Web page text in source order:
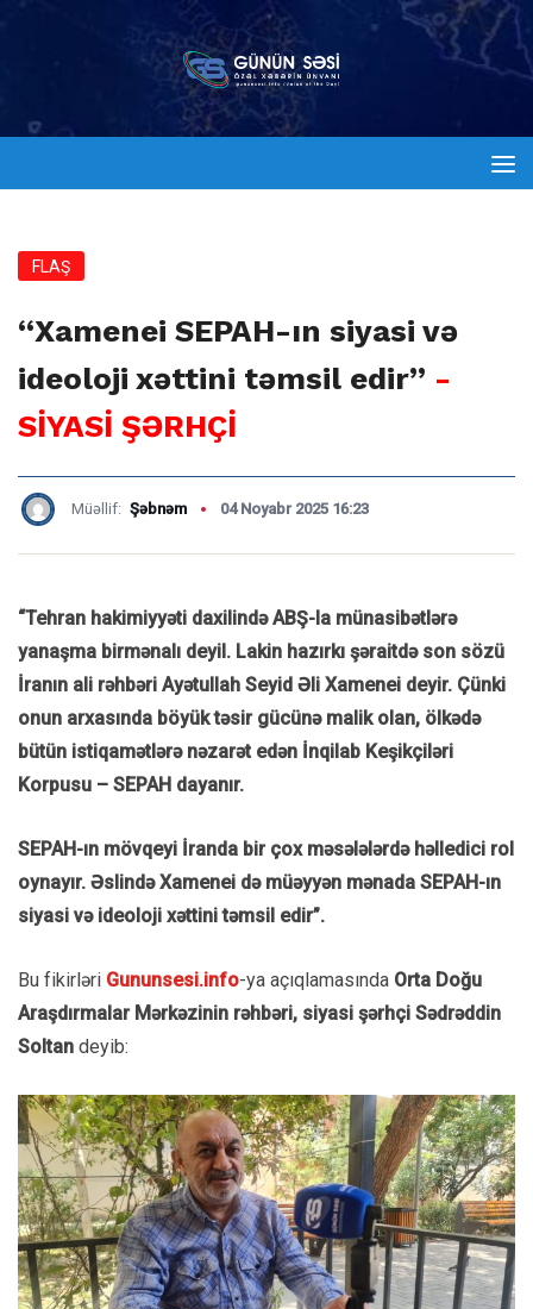
FLAŞ
“Xamenei SEPAH-ın siyasi və
ideoloji xəttini təmsil edir” -
SİYASİ ŞƏRHÇİ
Müəllif: Şəbnəm 04 Noyabr 2025 16:23
“Tehran hakimiyyəti daxilində ABŞ-la münasibətlərə
yanaşma birmənalı deyil. Lakin hazırkı şəraitdə son sözü
İranın ali rəhbəri Ayətullah Seyid Əli Xamenei deyir. Çünki
onun arxasında böyük təsir gücünə malik olan, ölkədə
bütün istiqamətlərə nəzarət edən İnqilab Keşikçiləri
Korpusu – SEPAH dayanır.
SEPAH-ın mövqeyi İranda bir çox məsələlərdə həlledici rol
oynayır. Əslində Xamenei də müəyyən mənada SEPAH-ın
siyasi və ideoloji xəttini təmsil edir”.
Bu fikirləri Gununsesi.info-ya açıqlamasında Orta Doğu
Araşdırmalar Mərkəzinin rəhbəri, siyasi şərhçi Sədrəddin
Soltan deyib: